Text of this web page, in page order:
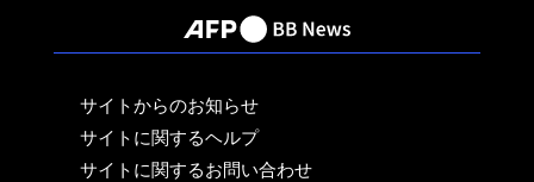
サイトからのお知らせ
サイトに関するヘルプ
サイトに関するお問い合わせ